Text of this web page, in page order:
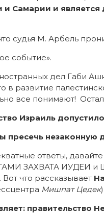
и Самарии и
судья М. Арбель
событие».
дел Габи
в развитие
все понимают!
Израиль допустило
пресечь незаконную
ответы,
ЗАХВАТА ИУДЕИ
что рассказывает
Мишпат Цедек)
правительство